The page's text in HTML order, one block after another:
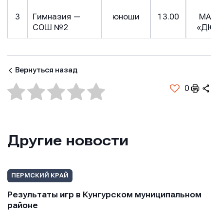
3
Гимназия —
СОШ №2
юноши 13.00
Вернуться назад
0
Другие новости
ПЕРМСКИЙ КРАЙ
Результаты игр в Кунгурском муниципальном
районе
Нажимая кнопку “Отправить”, вы соглашаетесь с
условиями обработки персональных данных
Нажимая кнопку “Отправить”, вы соглашаетесь с
условиями обработки персональных данных
Нажимая кнопку “Отправить”, вы соглашаетесь с
условиями обработки персональных данных